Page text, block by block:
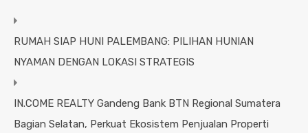
RUMAH SIAP HUNI PALEMBANG: PILIHAN HUNIAN
NYAMAN DENGAN LOKASI STRATEGIS
IN.COME REALTY Gandeng Bank BTN Regional Sumatera
Bagian Selatan, Perkuat Ekosistem Penjualan Properti